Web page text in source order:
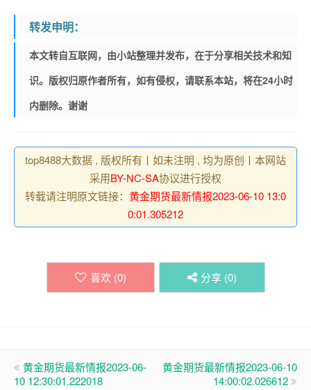
转发申明：
本文转自互联网，由小站整理并发布，在于分享相关技术和知
识。版权归原作者所有，如有侵权，请联系本站，将在24小时
内删除。谢谢
top8488大数据 , 版权所有丨如未注明 , 均为原创丨本网站
采用BY-NC-SA协议进行授权
转载请注明原文链接： 黄金期货最新情报2023-06-10 13:0
0:01.305212
喜欢 (0) 分享 (0)
黄金期货最新情报2023-06-
10 12:30:01.222018
黄金期货最新情报2023-06-10
14:00:02.026612